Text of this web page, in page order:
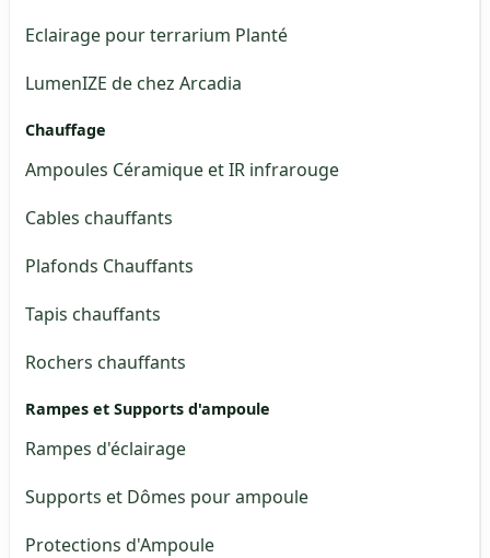
Eclairage pour terrarium Planté
LumenIZE de chez Arcadia
Chauffage
Ampoules Céramique et IR infrarouge
Cables chauffants
Plafonds Chauffants
Tapis chauffants
Rochers chauffants
Rampes et Supports d'ampoule
Rampes d'éclairage
Supports et Dômes pour ampoule
Protections d'Ampoule